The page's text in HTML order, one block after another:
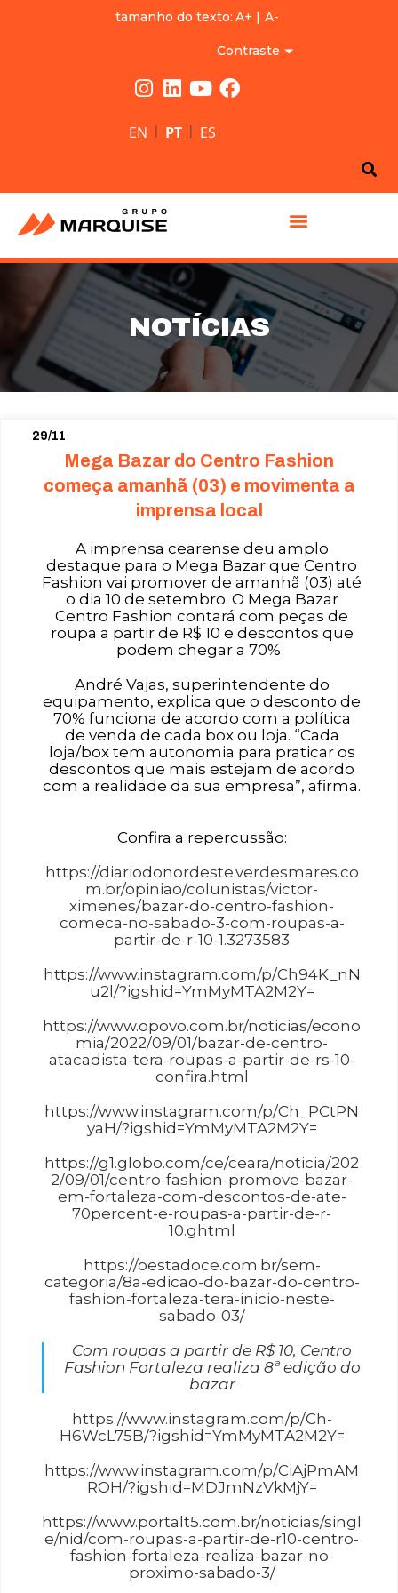
tamanho do texto: A+ | A-
Contraste
EN | PT | ES
NOTÍCIAS
29/11
Mega Bazar do Centro Fashion
começa amanhã (03) e movimenta a
imprensa local
A imprensa cearense deu amplo
destaque para o Mega Bazar que Centro
Fashion vai promover de amanhã (03) até
o dia 10 de setembro. O Mega Bazar
Centro Fashion contará com peças de
roupa a partir de R$ 10 e descontos que
podem chegar a 70%.
André Vajas, superintendente do
equipamento, explica que o desconto de
70% funciona de acordo com a política
de venda de cada box ou loja. “Cada
loja/box tem autonomia para praticar os
descontos que mais estejam de acordo
com a realidade da sua empresa”, afirma.
Confira a repercussão:
https://diariodonordeste.verdesmares.co
m.br/opiniao/colunistas/victor-
ximenes/bazar-do-centro-fashion-
comeca-no-sabado-3-com-roupas-a-
partir-de-r-10-1.3273583
https://www.instagram.com/p/Ch94K_nN
u2l/?igshid=YmMyMTA2M2Y=
https://www.opovo.com.br/noticias/econo
mia/2022/09/01/bazar-de-centro-
atacadista-tera-roupas-a-partir-de-rs-10-
confira.html
https://www.instagram.com/p/Ch_PCtPN
yaH/?igshid=YmMyMTA2M2Y=
https://g1.globo.com/ce/ceara/noticia/202
2/09/01/centro-fashion-promove-bazar-
em-fortaleza-com-descontos-de-ate-
70percent-e-roupas-a-partir-de-r-
10.ghtml
https://oestadoce.com.br/sem-
categoria/8a-edicao-do-bazar-do-centro-
fashion-fortaleza-tera-inicio-neste-
sabado-03/
Com roupas a partir de R$ 10, Centro
Fashion Fortaleza realiza 8ª edição do
bazar
https://www.instagram.com/p/Ch-
H6WcL75B/?igshid=YmMyMTA2M2Y=
https://www.instagram.com/p/CiAjPmAM
ROH/?igshid=MDJmNzVkMjY=
https://www.portalt5.com.br/noticias/singl
e/nid/com-roupas-a-partir-de-r10-centro-
fashion-fortaleza-realiza-bazar-no-
proximo-sabado-3/